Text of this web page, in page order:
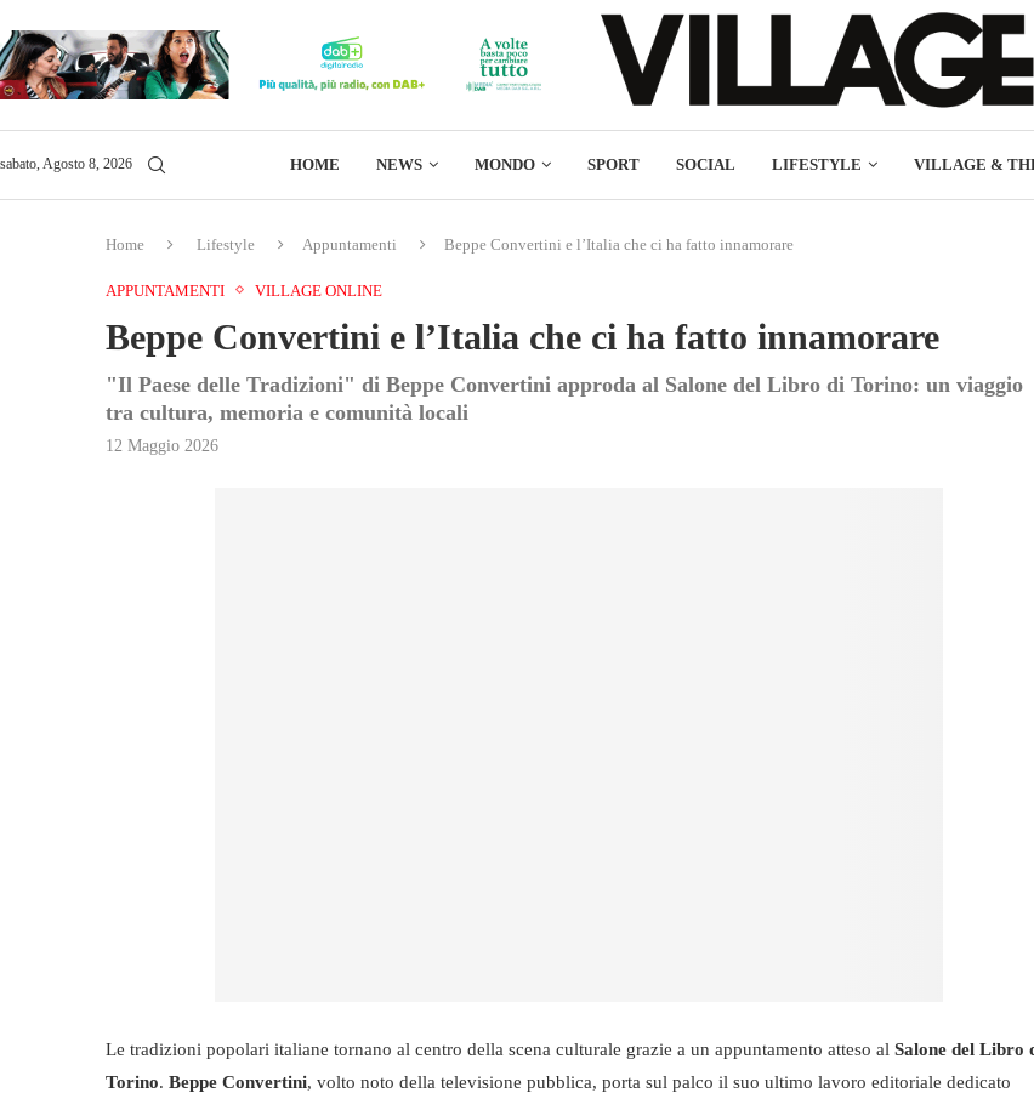
sabato, Agosto 8, 2026 HOME NEWS MONDO SPORT SOCIAL LIFESTYLE VILLAGE &
Home Lifestyle Appuntamenti Beppe Convertini e l’Italia che ci ha fatto innamorare
APPUNTAMENTI VILLAGE ONLINE
Beppe Convertini e l’Italia che ci ha fatto innamorare
"Il Paese delle Tradizioni" di Beppe Convertini approda al Salone del Libro di Torino: un viaggio
tra cultura, memoria e comunità locali
12 Maggio 2026
Le tradizioni popolari italiane tornano al centro della scena culturale grazie a un appuntamento atteso al Salone del Libro
Torino. Beppe Convertini, volto noto della televisione pubblica, porta sul palco il suo ultimo lavoro editoriale dedicato